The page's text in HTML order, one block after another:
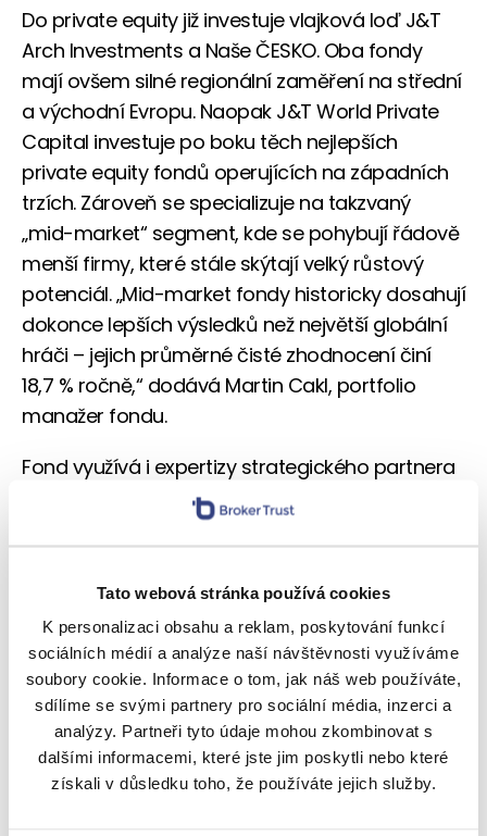
Tato webová stránka používá cookies
K personalizaci obsahu a reklam, poskytování funkcí
sociálních médií a analýze naší návštěvnosti využíváme
soubory cookie. Informace o tom, jak náš web používáte,
sdílíme se svými partnery pro sociální média, inzerci a
analýzy. Partneři tyto údaje mohou zkombinovat s
dalšími informacemi, které jste jim poskytli nebo které
získali v důsledku toho, že používáte jejich služby.
Do private equity již investuje vlajková loď J&T
Arch Investments a Naše ČESKO. Oba fondy
mají ovšem silné regionální zaměření na střední
a východní Evropu. Naopak J&T World Private
Capital investuje po boku těch nejlepších
private equity fondů operujících na západních
trzích. Zároveň se specializuje na takzvaný
„mid-market“ segment, kde se pohybují řádově
menší firmy, které stále skýtají velký růstový
potenciál. „Mid-market fondy historicky dosahují
dokonce lepších výsledků než největší globální
hráči – jejich průměrné čisté zhodnocení činí
18,7 % ročně,“ dodává Martin Cakl, portfolio
manažer fondu.
Fond využívá i expertizy strategického partnera
Michaela Kollára, který se na západních private
equity trzích pohybuje již 17 let.
J&T Global Index: Jednoduchý vstup do
světových akciových trhů
Fond J&T Global Index nabízí investorům
přímou expozici na největší světové akciové
trhy. Přináší možnost podílet se na růstu tisíců
firem napříč kontinenty – od amerických
technologických gigantů přes evropské